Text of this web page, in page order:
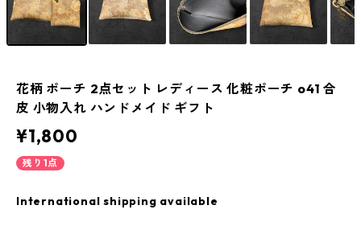
花柄 ポーチ 2点セット レディース 化粧ポーチ o41 合
皮 小物入れ ハンドメイド ギフト
¥1,800
残り1点
International shipping available